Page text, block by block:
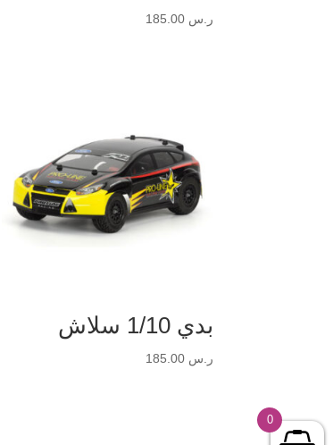
ر.س 185.00
بدي 1/10 سلاش
ر.س 185.00
0